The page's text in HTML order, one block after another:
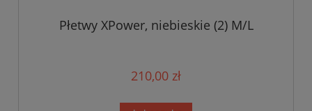
Płetwy XPower, niebieskie (2) M/L
210,00 zł